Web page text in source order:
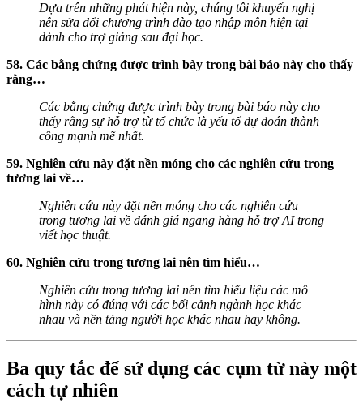
Dựa trên những phát hiện này, chúng tôi khuyến nghị
nên sửa đổi chương trình đào tạo nhập môn hiện tại
dành cho trợ giảng sau đại học.
58. Các bằng chứng được trình bày trong bài báo này cho thấy
rằng…
Các bằng chứng được trình bày trong bài báo này cho
thấy rằng sự hỗ trợ từ tổ chức là yếu tố dự đoán thành
công mạnh mẽ nhất.
59. Nghiên cứu này đặt nền móng cho các nghiên cứu trong
tương lai về…
Nghiên cứu này đặt nền móng cho các nghiên cứu
trong tương lai về đánh giá ngang hàng hỗ trợ AI trong
viết học thuật.
60. Nghiên cứu trong tương lai nên tìm hiểu…
Nghiên cứu trong tương lai nên tìm hiểu liệu các mô
hình này có đúng với các bối cảnh ngành học khác
nhau và nền tảng người học khác nhau hay không.
Ba quy tắc để sử dụng các cụm từ này một
cách tự nhiên